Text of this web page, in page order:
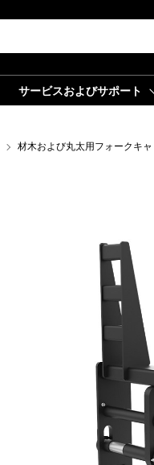
サービスおよびサポート
材木および丸太用フォークキ